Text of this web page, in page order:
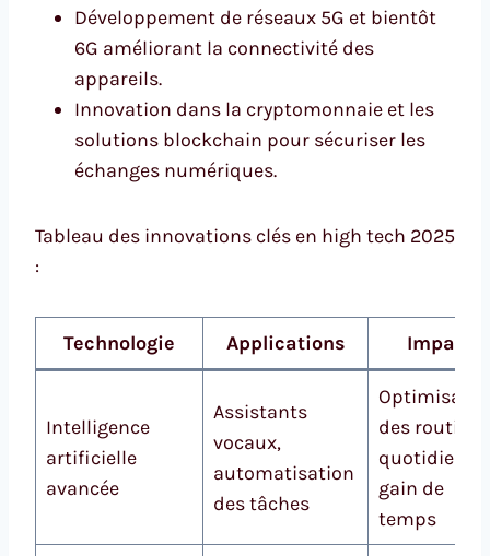
Développement de réseaux 5G et bientôt
6G améliorant la connectivité des
appareils.
Innovation dans la cryptomonnaie et les
solutions blockchain pour sécuriser les
échanges numériques.
Tableau des innovations clés en high tech 2025
:
Technologie Applications Impact
Intelligence
artificielle
avancée
Assistants
vocaux,
automatisation
des tâches
des routines
gain de
temps